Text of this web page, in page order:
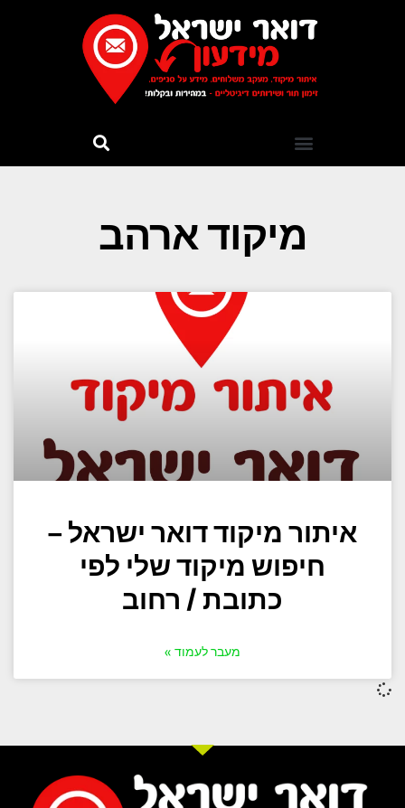
מיקוד ארהב
איתור מיקוד דואר ישראל –
חיפוש מיקוד שלי לפי
כתובת / רחוב
מעבר לעמוד »